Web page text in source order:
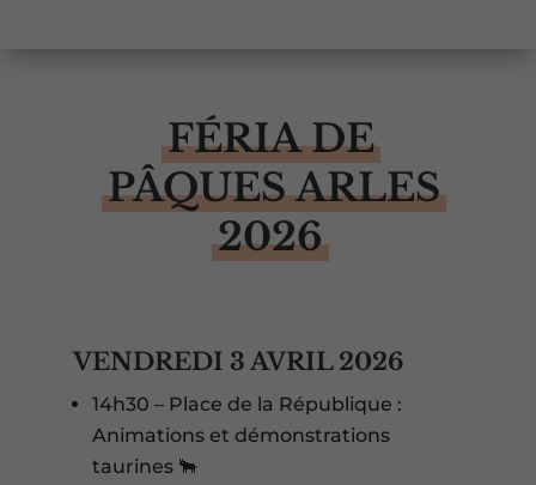
FÉRIA DE
PÂQUES ARLES
2026
VENDREDI 3 AVRIL 2026
14h30 – Place de la République :
Animations et démonstrations
taurines 🐂